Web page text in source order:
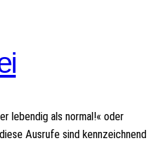
lebendig als normal!« oder
Ausrufe sind kennzeichnend